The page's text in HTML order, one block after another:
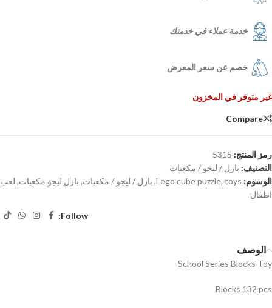
خدمة عملاء في خدمتك
خصم عن سعر المعرض
غير متوفر في المخزون
Compare
رمز المنتج: 5315
التصنيف: بازل / ليجو / مكعبات
الوسوم:
Lego cube puzzle, toys
, بازل / ليجو / مكعبات, بازل ليجو مكعبات, لعب
اطفال
Follow:
الوصف
School Series Blocks Toy
Blocks 132 pcs